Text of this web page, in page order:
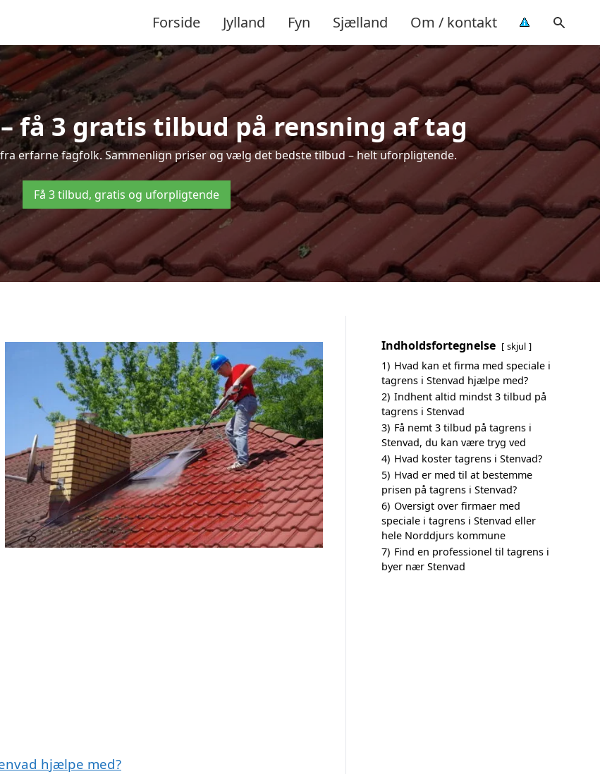
Forside Jylland Fyn Sjælland Om / kontakt
få 3 gratis tilbud på rensning af tag
erfarne fagfolk. Sammenlign priser og vælg det bedste tilbud – helt uforpligtende.
Få 3 tilbud, gratis og uforpligtende
hjælpe med?
Indholdsfortegnelse skjul
1) Hvad kan et firma med speciale i
tagrens i Stenvad hjælpe med?
2) Indhent altid mindst 3 tilbud på
tagrens i Stenvad
3) Få nemt 3 tilbud på tagrens i
Stenvad, du kan være tryg ved
4) Hvad koster tagrens i Stenvad?
5) Hvad er med til at bestemme
prisen på tagrens i Stenvad?
6) Oversigt over firmaer med
speciale i tagrens i Stenvad eller
hele Norddjurs kommune
7) Find en professionel til tagrens i
byer nær Stenvad